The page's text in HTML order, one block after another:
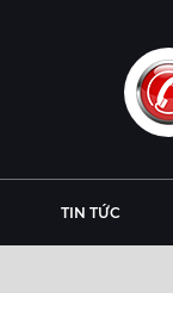
TIN TỨC